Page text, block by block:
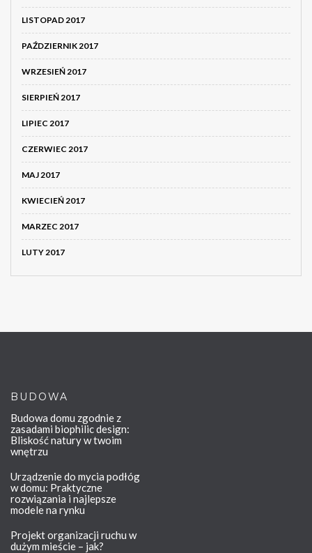
LISTOPAD 2017
PAŹDZIERNIK 2017
WRZESIEŃ 2017
SIERPIEŃ 2017
LIPIEC 2017
CZERWIEC 2017
MAJ 2017
KWIECIEŃ 2017
MARZEC 2017
LUTY 2017
BUDOWA
Budowa domu zgodnie z
zasadami biophilic design:
Bliskość natury w twoim
wnętrzu
Urządzenie do mycia podłóg
w domu: Praktyczne
rozwiązania i najlepsze
modele na rynku
Projekt organizacji ruchu w
dużym mieście – jak?